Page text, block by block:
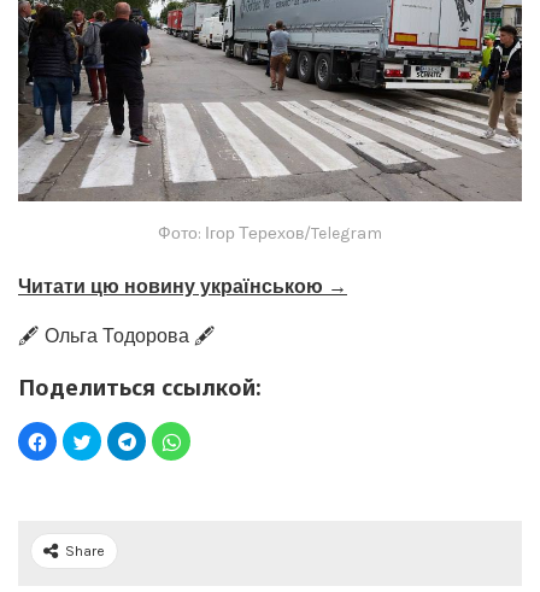
Фото: Ігор Терехов/Telegram
Читати цю новину українською →
🖋️ Ольга Тодорова 🖋️
Поделиться ссылкой:
Share